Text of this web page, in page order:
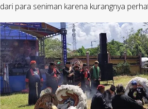
dari para seniman karena kurangnya